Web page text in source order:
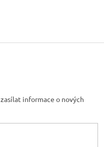
informace o nových